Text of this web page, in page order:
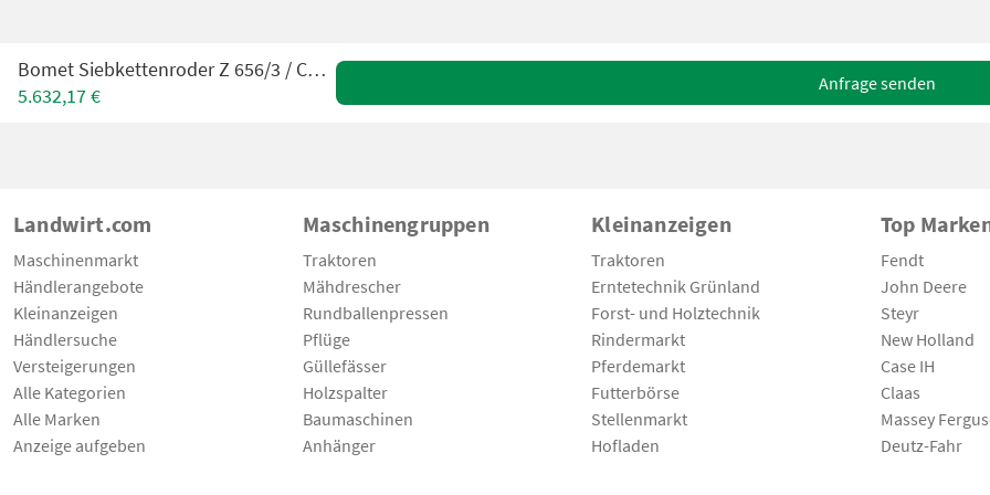
Bomet Siebkettenroder Z 656/3 / Conveyor digger
5.632,17 €
Anfrage senden
Landwirt.com
Maschinenmarkt
Händlerangebote
Kleinanzeigen
Händlersuche
Versteigerungen
Alle Kategorien
Alle Marken
Anzeige aufgeben
Maschinengruppen
Traktoren
Mähdrescher
Rundballenpressen
Pflüge
Güllefässer
Holzspalter
Baumaschinen
Anhänger
Kleinanzeigen
Traktoren
Erntetechnik Grünland
Forst- und Holztechnik
Rindermarkt
Pferdemarkt
Futterbörse
Stellenmarkt
Hofladen
Top
Fendt
John Deere
Steyr
New Holland
Case IH
Claas
Massey
Deutz-Fahr